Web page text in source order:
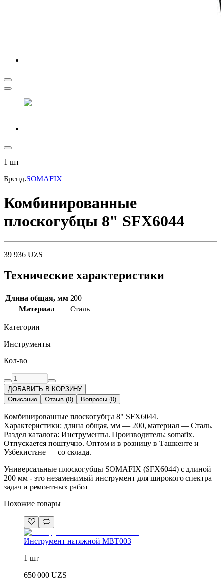
1 шт
Бренд:SOMAFIX
Комбинированные
плоскогубцы 8" SFX6044
39 936 UZS
Технические характеристики
Длина общая, мм 200
Материал
Сталь
Категории
Инструменты
Кол-во
ДОБАВИТЬ В КОРЗИНУ
Описание
Отзыв (0) Вопросы (0)
Комбинированные плоскогубцы 8" SFX6044.
Характеристики: длина общая, мм — 200, материал — Сталь.
Раздел каталога: Инструменты. Производитель: somafix.
Отпускается поштучно. Оптом и в розницу в Ташкенте и
Узбекистане — со склада.
Универсальные плоскогубцы SOMAFIX (SFX6044) с длиной
200 мм - это незаменимый инструмент для широкого спектра
задач и ремонтных работ.
Похожие товары
Инструмент натяжной MBT003
1 шт
650 000 UZS